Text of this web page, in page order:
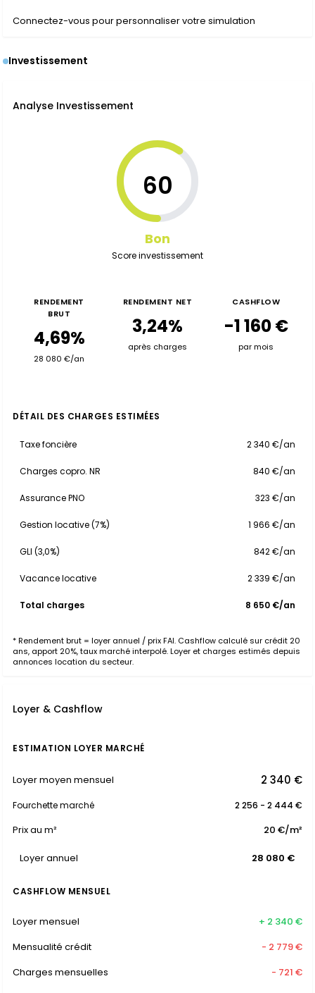
Connectez-vous pour personnaliser votre simulation
Investissement
Analyse Investissement
60
Bon
Score investissement
RENDEMENT
BRUT
4,69%
28 080 €/an
RENDEMENT NET
3,24%
après charges
CASHFLOW
-1 160 €
par mois
DÉTAIL DES CHARGES ESTIMÉES
Taxe foncière 2 340 €/an
Charges copro. NR 840 €/an
Assurance PNO 323 €/an
Gestion locative (7%) 1 966 €/an
GLI (3,0%) 842 €/an
Vacance locative 2 339 €/an
Total charges 8 650 €/an
* Rendement brut = loyer annuel / prix FAI. Cashflow calculé sur crédit 20
ans, apport 20%, taux marché interpolé. Loyer et charges estimés depuis
annonces location du secteur.
Loyer & Cashflow
ESTIMATION LOYER MARCHÉ
Loyer moyen mensuel 2 340 €
Fourchette marché 2 256 - 2 444 €
Prix au m² 20 €/m²
Loyer annuel 28 080 €
CASHFLOW MENSUEL
Loyer mensuel
+ 2 340 €
Mensualité crédit
- 2 779 €
Charges mensuelles
- 721 €